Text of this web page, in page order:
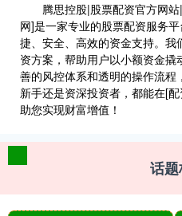
腾思控股|股票配资官方网
网]是一家专业的股票配资服务
捷、安全、高效的资金支持。
资方案，帮助用户以小额资金
善的风控体系和透明的操作流
新手还是资深投资者，都能在[
助您实现财富增值！
话